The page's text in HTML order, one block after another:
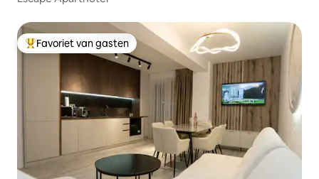
Topfavoriet van gasten
Favoriet van gasten